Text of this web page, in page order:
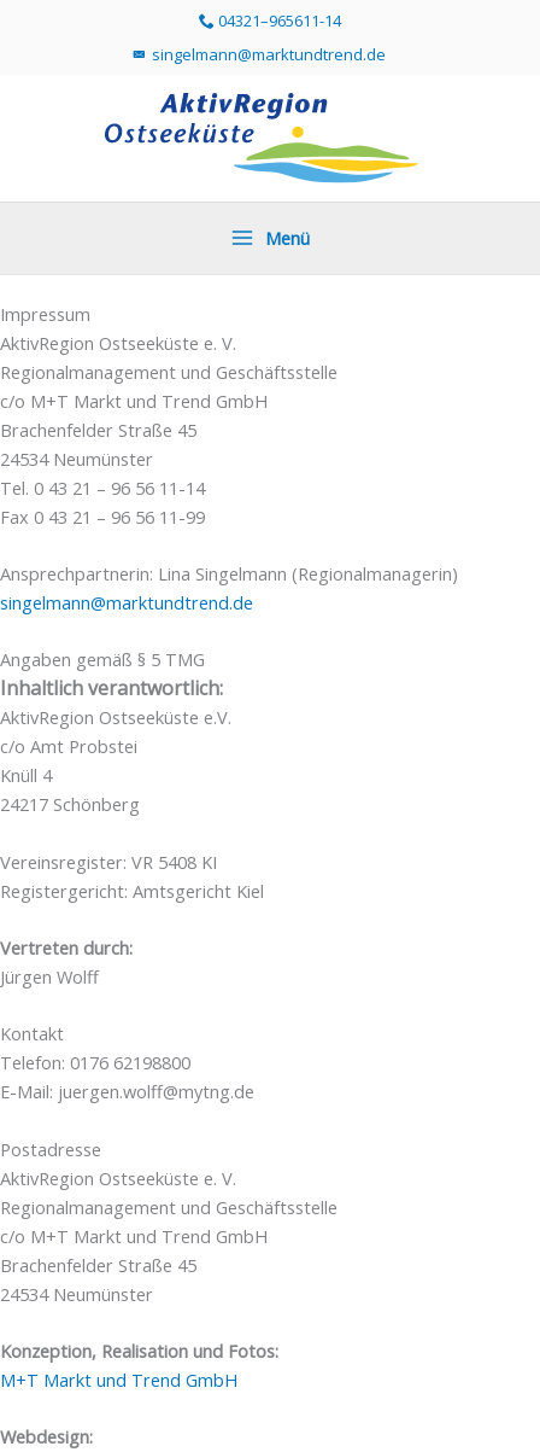
Telefonummer 04321 96561114 direkt
04321–965611-14
Mailprogramm öffnen und Mail an
singelmann@marktundtrend.de
Menü
Impressum
AktivRegion Ostseeküste e. V.
Regionalmanagement und Geschäftsstelle
c/o M+T Markt und Trend GmbH
Brachenfelder Straße 45
24534 Neumünster
Tel. 0 43 21 – 96 56 11-14
Fax 0 43 21 – 96 56 11-99
Ansprechpartnerin: Lina Singelmann (Regionalmanagerin)
singelmann@marktundtrend.de
Angaben gemäß § 5 TMG
Inhaltlich verantwortlich:
AktivRegion Ostseeküste e.V.
c/o Amt Probstei
Knüll 4
24217 Schönberg
Vereinsregister: VR 5408 KI
Registergericht: Amtsgericht Kiel
Vertreten durch:
Jürgen Wolff
Kontakt
Telefon: 0176 62198800
E-Mail: juergen.wolff@mytng.de
Postadresse
AktivRegion Ostseeküste e. V.
Regionalmanagement und Geschäftsstelle
c/o M+T Markt und Trend GmbH
Brachenfelder Straße 45
24534 Neumünster
Konzeption, Realisation und Fotos:
M+T Markt und Trend GmbH
Webdesign: